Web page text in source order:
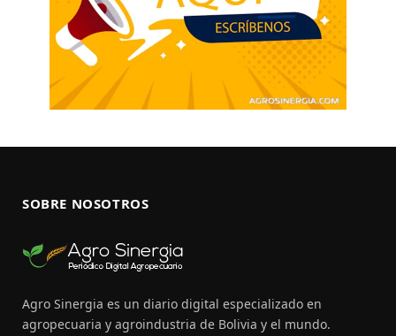
SOBRE NOSOTROS
Agro Sinergia es un diario digital especializado en
agropecuaria y agroindustria de Bolivia y el mundo.